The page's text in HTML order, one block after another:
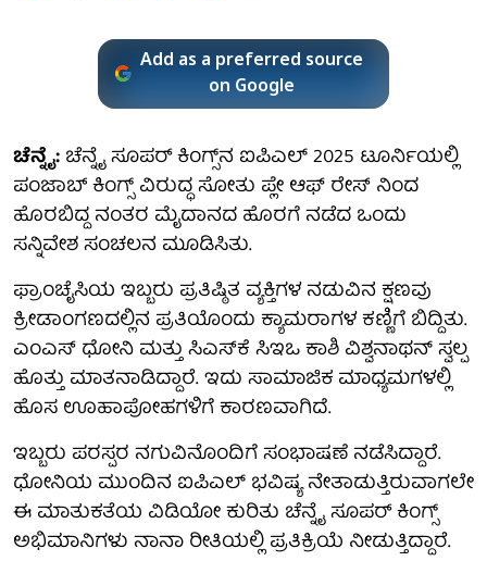
Add as a preferred source
on Google
ಚೆನ್ನೈ:ಚೆನ್ನೈ ಸೂಪರ್ ಕಿಂಗ್ಸ್‌ನ ಐಪಿಎಲ್ 2025 ಟೂರ್ನಿಯಲ್ಲಿ
ಪಂಜಾಬ್ ಕಿಂಗ್ಸ್ ವಿರುದ್ಧ ಸೋತು ಪ್ಲೇ ಆಫ್ ರೇಸ್ ನಿಂದ
ಹೊರಬಿದ್ದ ನಂತರ ಮೈದಾನದ ಹೊರಗೆ ನಡೆದ ಒಂದು
ಸನ್ನಿವೇಶ ಸಂಚಲನ ಮೂಡಿಸಿತು.
ಫ್ರಾಂಚೈಸಿಯ ಇಬ್ಬರು ಪ್ರತಿಷ್ಠಿತ ವ್ಯಕ್ತಿಗಳ ನಡುವಿನ ಕ್ಷಣವು
ಕ್ರೀಡಾಂಗಣದಲ್ಲಿನ ಪ್ರತಿಯೊಂದು ಕ್ಯಾಮರಾಗಳ ಕಣ್ಣಿಗೆ ಬಿದ್ದಿತು.
ಎಂಎಸ್ ಧೋನಿ ಮತ್ತು ಸಿಎಸ್‌ಕೆ ಸಿಇಒ ಕಾಶಿ ವಿಶ್ವನಾಥನ್ ಸ್ವಲ್ಪ
ಹೊತ್ತು ಮಾತನಾಡಿದ್ದಾರೆ. ಇದು ಸಾಮಾಜಿಕ ಮಾಧ್ಯಮಗಳಲ್ಲಿ
ಹೊಸ ಊಹಾಪೋಹಗಳಿಗೆ ಕಾರಣವಾಗಿದೆ.
ಇಬ್ಬರು ಪರಸ್ಪರ ನಗುವಿನೊಂದಿಗೆ ಸಂಭಾಷಣೆ ನಡೆಸಿದ್ದಾರೆ.
ಧೋನಿಯ ಮುಂದಿನ ಐಪಿಎಲ್ ಭವಿಷ್ಯ ನೇತಾಡುತ್ತಿರುವಾಗಲೇ
ಈ ಮಾತುಕತೆಯ ವಿಡಿಯೋ ಕುರಿತು ಚೆನ್ನೈ ಸೂಪರ್ ಕಿಂಗ್ಸ್
ಅಭಿಮಾನಿಗಳು ನಾನಾ ರೀತಿಯಲ್ಲಿ ಪ್ರತಿಕ್ರಿಯೆ ನೀಡುತ್ತಿದ್ದಾರೆ.